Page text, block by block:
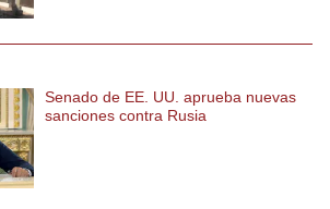
Senado de EE. UU. aprueba nuevas
sanciones contra Rusia